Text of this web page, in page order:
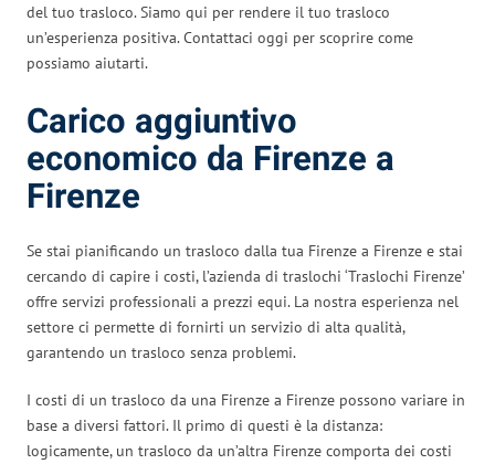
del tuo trasloco. Siamo qui per rendere il tuo trasloco
un’esperienza positiva. Contattaci oggi per scoprire come
possiamo aiutarti.
Carico aggiuntivo
economico da Firenze a
Firenze
Se stai pianificando un trasloco dalla tua Firenze a Firenze e stai
cercando di capire i costi, l’azienda di traslochi ‘Traslochi Firenze’
offre servizi professionali a prezzi equi. La nostra esperienza nel
settore ci permette di fornirti un servizio di alta qualità,
garantendo un trasloco senza problemi.
I costi di un trasloco da una Firenze a Firenze possono variare in
base a diversi fattori. Il primo di questi è la distanza:
logicamente, un trasloco da un’altra Firenze comporta dei costi